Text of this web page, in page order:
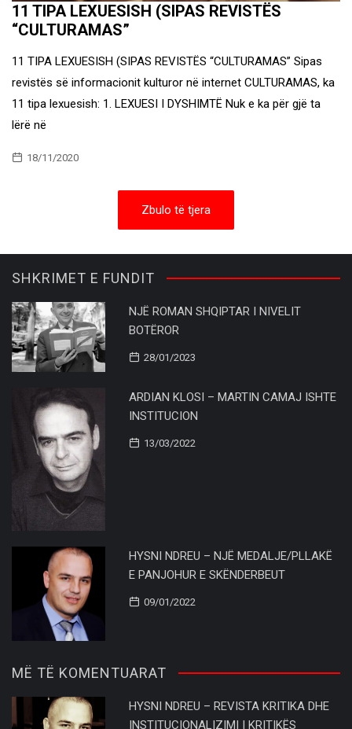
11 TIPA LEXUESISH (SIPAS REVISTËS
“CULTURAMAS”
11 TIPA LEXUESISH (SIPAS REVISTËS “CULTURAMAS” Sipas
revistës së informacionit kulturor në internet CULTURAMAS, ka
11 tipa lexuesish: 1. LEXUESI I DYSHIMTË Nuk e ka për gjë ta
lërë në
18/11/2020
Zbulo të tjera
SHKRIMET E FUNDIT
NJË ROMAN SHQIPTAR I NIVELIT
BOTËROR
28/01/2023
ARDIAN KLOSI – MARTIN CAMAJ ISHTE
INSTITUCION
13/03/2022
HYSNI NDREU – NJË MEDALJE/PLLAKË
E PANJOHUR E SKËNDERBEUT
09/01/2022
MË TË KOMENTUARAT
HYSNI NDREU – REVISTA KRITIKA DHE
INSTITUCIONALIZIMI I KRITIKËS